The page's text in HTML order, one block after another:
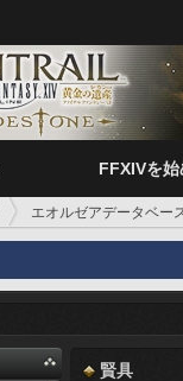
FFXIVを始
エオルゼアデータベー
賢具